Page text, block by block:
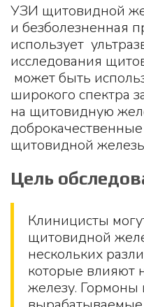
УЗИ щитовидной
и безболезненная
использует
исследования
может быть
широкого спектра
на щитовидную
щитовидной
Цель
Клиницисты
щитовидной
нескольких
которые влияют
железу.